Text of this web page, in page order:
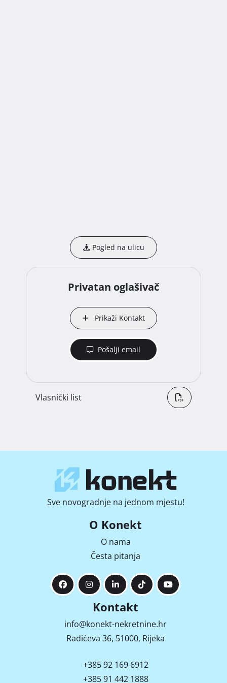
Pogled na ulicu
Privatan oglašivač
Prikaži Kontakt
Pošalji email
Vlasnički list
Sve novogradnje na jednom mjestu!
O Konekt
O nama
Česta pitanja
Kontakt
info@konekt-nekretnine.hr
Radićeva 36, 51000, Rijeka
+385 92 169 6912
+385 91 442 1888